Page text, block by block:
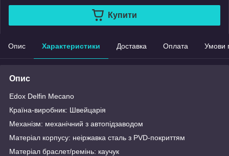
Купити
Опис Характеристики Доставка Оплата Умови
Опис
Edox Delfin Mecano
Країна-виробник: Швейцарія
Механізм: механічний з автопідзаводом
Матеріал корпусу: неіржавка сталь з PVD-покриттям
Матеріал браслет/ремінь: каучук